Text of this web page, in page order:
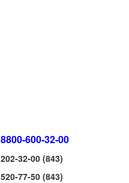
8800-600-32-00
202-32-00 (843)
520-77-50 (843)